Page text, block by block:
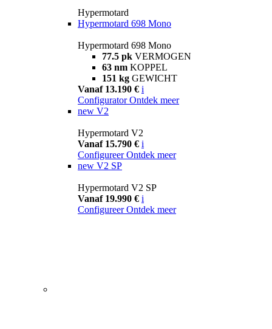
Hypermotard
Hypermotard 698 Mono
Hypermotard 698 Mono
77.5 pk VERMOGEN
63 nm KOPPEL
151 kg GEWICHT
Vanaf 13.190 € i
Configurator Ontdek meer
new V2
Hypermotard V2
Vanaf 15.790 € i
Configureer Ontdek meer
new V2 SP
Hypermotard V2 SP
Vanaf 19.990 € i
Configureer Ontdek meer